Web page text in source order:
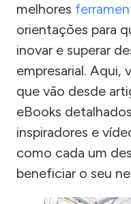
melhores
orientações para
inovar e superar
empresarial. Aqui,
que vão desde
eBooks
inspiradores e
como cada um
beneficiar o seu